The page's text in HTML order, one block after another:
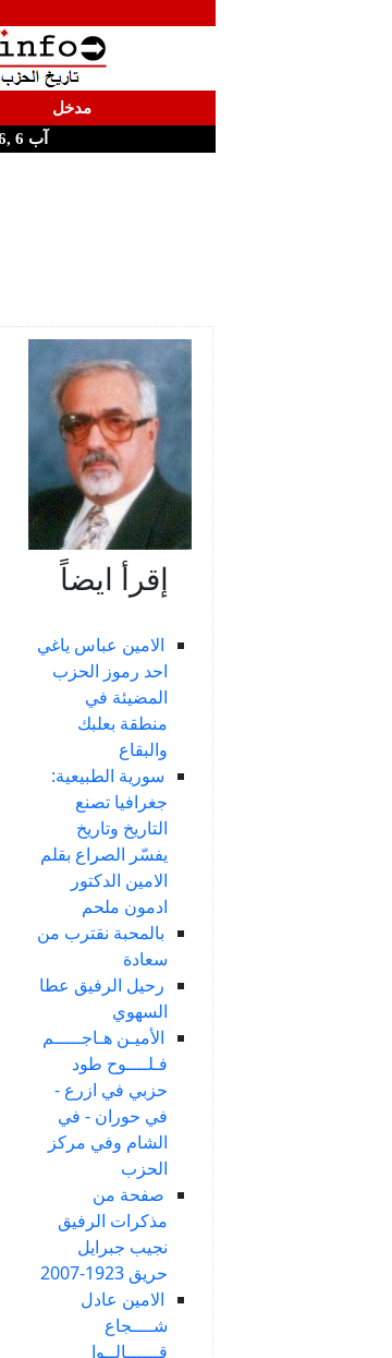
مدخل
آب 6 ,2026
إقرأ ايضاً
الامين عباس ياغي
احد رموز الحزب
المضيئة في
منطقة بعلبك
والبقاع
سورية الطبيعية:
جغرافيا تصنع
التاريخ وتاريخ
يفسّر الصراع بقلم
الامين الدكتور
ادمون ملحم
بالمحبة نقترب من
سعادة
رحيل الرفيق عطا
السهوي
الأميـن هـاجـــــم
فـلــــوح طود
حزبي في ازرع -
في حوران - في
الشام وفي مركز
الحزب
صفحة من
مذكرات الرفيق
نجيب جبرايل
حريق 1923-2007
الامين عادل
شــــجاع
قــــــالــوا